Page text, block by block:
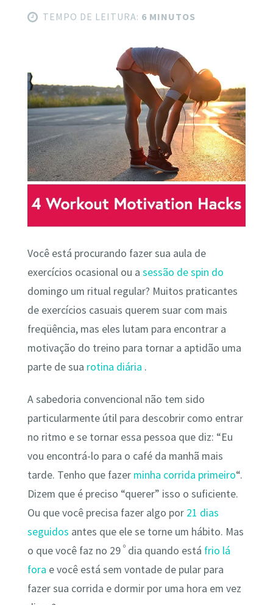
TEMPO DE LEITURA: 6 MINUTOS
Você está procurando fazer sua aula de
exercícios ocasional ou a sessão de spin do
domingo um ritual regular? Muitos praticantes
de exercícios casuais querem suar com mais
freqüência, mas eles lutam para encontrar a
motivação do treino para tornar a aptidão uma
parte de sua rotina diária .
A sabedoria convencional não tem sido
particularmente útil para descobrir como entrar
no ritmo e se tornar essa pessoa que diz: “Eu
vou encontrá-lo para o café da manhã mais
tarde. Tenho que fazer minha corrida primeiro“.
Dizem que é preciso “querer” isso o suficiente.
Ou que você precisa fazer algo por 21 dias
seguidos antes que ele se torne um hábito. Mas
o que você faz no 29 ºdia quando está frio lá
fora e você está sem vontade de pular para
fazer sua corrida e dormir por uma hora em vez